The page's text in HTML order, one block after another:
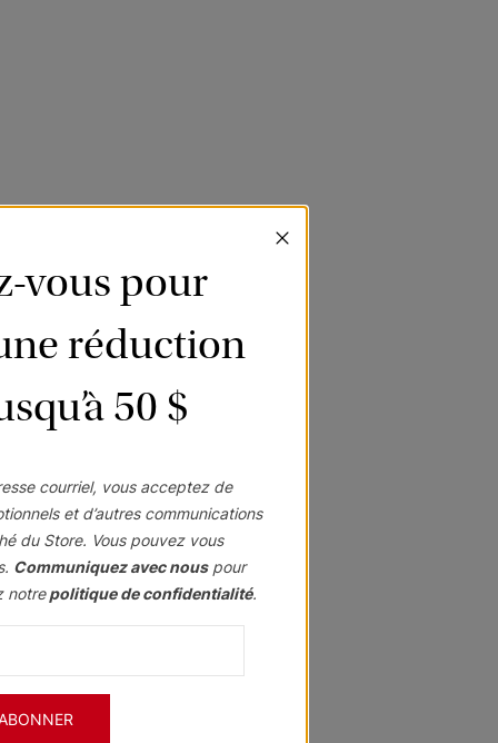
vous pour
réduction
50 $
courriel, vous acceptez de
et d’autres communications
du Store. Vous pouvez vous
Communiquez avec nouspour
notre politique de confidentialité.